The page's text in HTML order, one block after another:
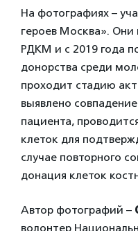
На фотографиях –
героев Москва». Они
РДКМ и с 2019 года
донорства среди
проходит стадию
выявлено
пациента,
клеток для
случае повторного
донация клеток
Автор фотографий –
волонтер